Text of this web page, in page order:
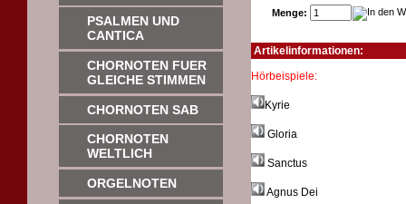
PSALMEN UND
CANTICA
CHORNOTEN FUER
GLEICHE STIMMEN
CHORNOTEN SAB
CHORNOTEN
WELTLICH
ORGELNOTEN
Menge:
Artikelinformationen:
Kyrie
Gloria
Sanctus
Agnus Dei